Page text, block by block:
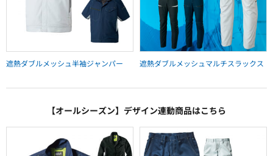
遮熱ダブルメッシュ半袖ジャンパー 遮熱ダブルメッシュマルチスラックス
【オールシーズン】デザイン連動商品はこちら